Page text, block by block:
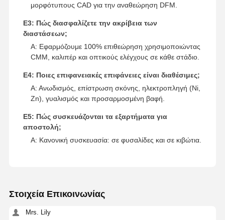
μορφότυπους CAD για την αναθεώρηση DFM.
Ε3: Πώς διασφαλίζετε την ακρίβεια των
διαστάσεων;
Α: Εφαρμόζουμε 100% επιθεώρηση χρησιμοποιώντας
CMM, καλιπέρ και οπτικούς ελέγχους σε κάθε στάδιο.
Ε4: Ποιες επιφανειακές επιφάνειες είναι διαθέσιμες;
Α: Ανωδισμός, επίστρωση σκόνης, ηλεκτροπληγή (Ni,
Zn), γυαλισμός και προσαρμοσμένη βαφή.
Ε5: Πώς συσκευάζονται τα εξαρτήματα για
αποστολή;
Α: Κανονική συσκευασία: σε φυσαλίδες και σε κιβώτια.
Στοιχεία Επικοινωνίας
Mrs. Lily